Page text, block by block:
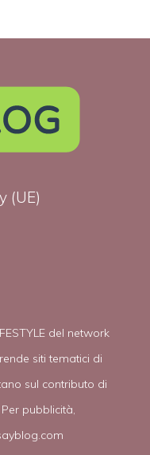
(UE)
del network
siti tematici di
sul contributo di
pubblicità,